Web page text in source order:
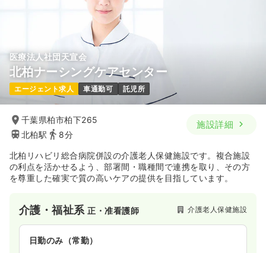
医療法人社団天宣会
北柏ナーシングケアセンター
エージェント求人 車通勤可 託児所
千葉県柏市柏下265
北柏駅
8分
施設詳細
北柏リハビリ総合病院併設の介護老人保健施設です。複合施設
の利点を活かせるよう、部署間・職種間で連携を取り、その方
を尊重した確実で質の高いケアの提供を目指しています。
介護・福祉系正・准看護師 介護老人保健施設
日勤のみ（常勤）